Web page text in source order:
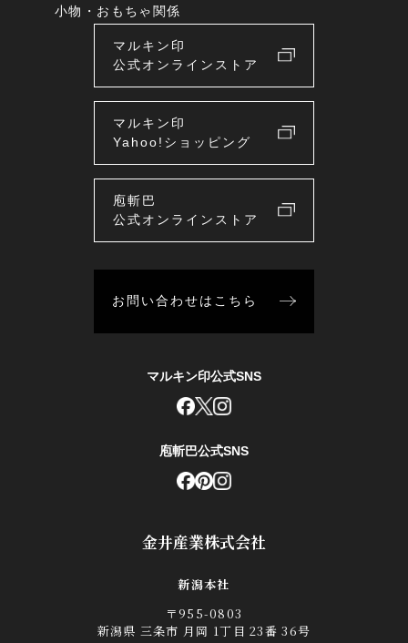
金井産業株式会社
新潟本社
〒955-0803
新潟県 三条市 月岡 1丁目 23番 36号
小物・おもちゃ関係
マルキン印
公式オンラインストア
マルキン印
Yahoo!ショッピング
庖斬巴
公式オンラインストア
お問い合わせはこちら
マルキン印公式SNS
庖斬巴公式SNS